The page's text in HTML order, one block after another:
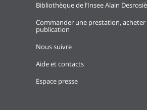
Bibliothèque de l’Insee Alain
Commander une prestation, acheter
publication
Nous suivre
Aide et contacts
Espace presse